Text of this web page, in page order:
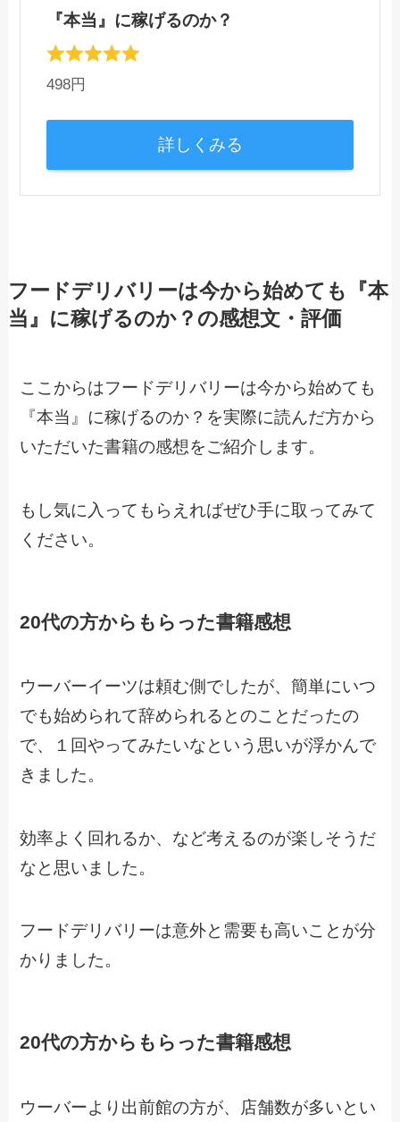
『本当』に稼げるのか？
498円
詳しくみる
フードデリバリーは今から始めても『本
当』に稼げるのか？の感想文・評価
ここからはフードデリバリーは今から始めても
『本当』に稼げるのか？を実際に読んだ方から
いただいた書籍の感想をご紹介します。
もし気に入ってもらえればぜひ手に取ってみて
ください。
20代の方からもらった書籍感想
ウーバーイーツは頼む側でしたが、簡単にいつ
でも始められて辞められるとのことだったの
で、１回やってみたいなという思いが浮かんで
きました。
効率よく回れるか、など考えるのが楽しそうだ
なと思いました。
フードデリバリーは意外と需要も高いことが分
かりました。
20代の方からもらった書籍感想
ウーバーより出前館の方が、店舗数が多いとい